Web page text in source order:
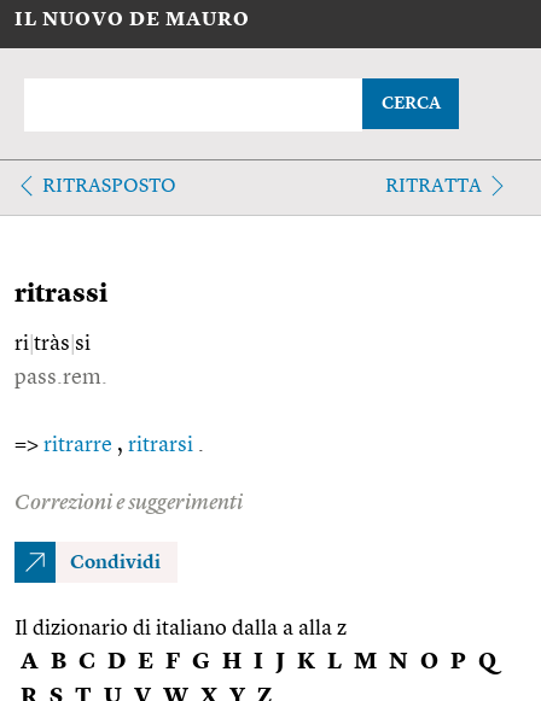
IL NUOVO DE MAURO
CERCA
RITRASPOSTO RITRATTA
ritrassi
ri tràs si
pass.rem.
=> ritrarre , ritrarsi
Correzioni e suggerimenti
Condividi
Il dizionario di italiano dalla a alla z
A B C D E F G H I J K L M N O P Q